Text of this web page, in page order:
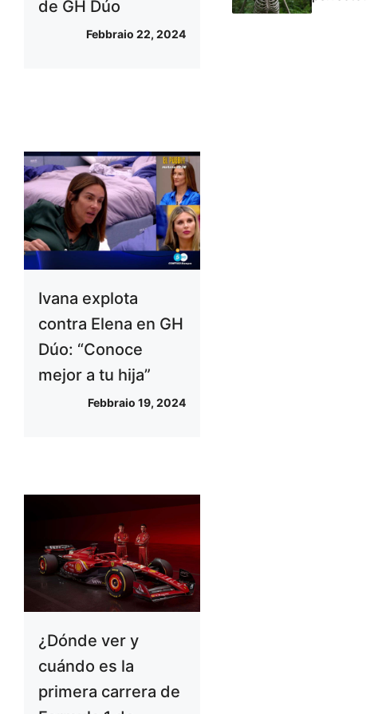
de GH Dúo
Febbraio 22, 2024
Ivana explota
contra Elena en GH
Dúo: “Conoce
mejor a tu hija”
Febbraio 19, 2024
¿Dónde ver y
cuándo es la
primera carrera de